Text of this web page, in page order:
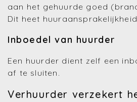
aan het gehuurde goed
Dit heet
Inboedel van huurder
Een huurder dient zelf een
af te sluiten.
Verhuurder verzekert